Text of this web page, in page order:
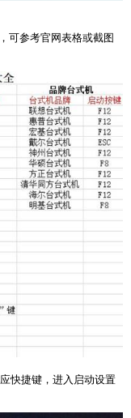
可参考官网表格或截图
快捷键，进入启动设置